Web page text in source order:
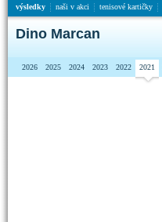
výsledky
naši v akci tenisové kartičky
Dino Marcan
2026 2025 2024 2023 2022 2021